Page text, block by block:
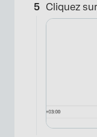
Cliquez sur